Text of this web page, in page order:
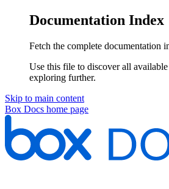
Documentation Index
Fetch the complete documentation
Use this file to discover all available
exploring further.
Skip to main content
Box Docs home page